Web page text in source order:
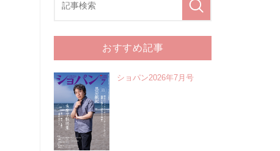
おすすめ記事
ショパン2026年7月号